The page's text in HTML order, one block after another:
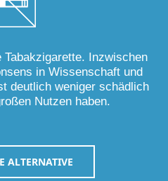
Inzwischen
in Wissenschaft und
deutlich weniger schädlich
Nutzen haben.
ALTERNATIVE